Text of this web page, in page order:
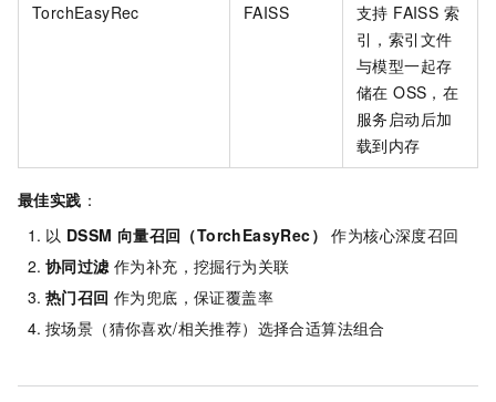
TorchEasyRec FAISS
支持 FAISS 索
引，索引文件
与模型一起存
储在 OSS，在
服务启动后加
载到内存
最佳实践 ：
以 DSSM 向量召回（TorchEasyRec） 作为核心深度召回
协同过滤作为补充，挖掘行为关联
热门召回 作为兜底，保证覆盖率
按场景（猜你喜欢/相关推荐）选择合适算法组合